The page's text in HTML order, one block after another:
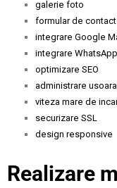
galerie foto
formular de contact
integrare Google
integrare WhatsApp
optimizare SEO
administrare usoara
viteza mare de
securizare SSL
design responsive
Realizare